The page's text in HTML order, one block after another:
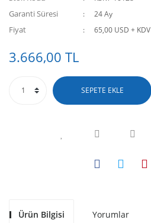
Garanti Süresi 24 Ay
Fiyat 65,00 USD + KDV
3.666,00 TL
SEPETE EKLE
Ürün Bilgisi Yorumlar